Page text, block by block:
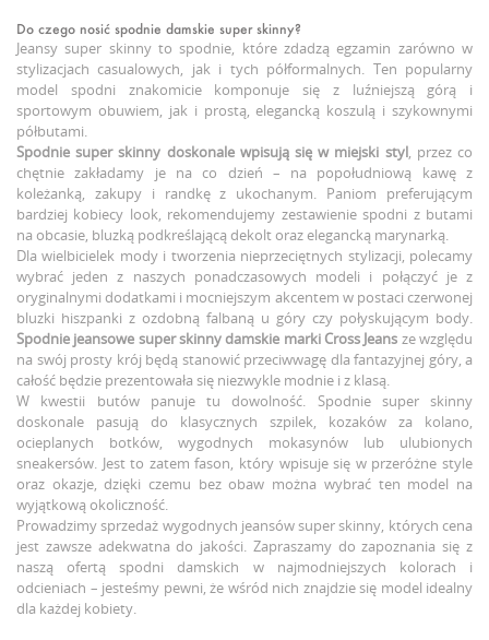
Do czego nosić spodnie damskie super skinny?
Jeansy super skinny to spodnie, które zdadzą egzamin zarówno w
stylizacjach casualowych, jak i tych półformalnych. Ten popularny
model spodni znakomicie komponuje się z luźniejszą górą i
sportowym obuwiem, jak i prostą, elegancką koszulą i szykownymi
półbutami.
Spodnie super skinny doskonale wpisują się w miejski styl, przez co
chętnie zakładamy je na co dzień – na popołudniową kawę z
koleżanką, zakupy i randkę z ukochanym. Paniom preferującym
bardziej kobiecy look, rekomendujemy zestawienie spodni z butami
na obcasie, bluzką podkreślającą dekolt oraz elegancką marynarką.
Dla wielbicielek mody i tworzenia nieprzeciętnych stylizacji, polecamy
wybrać jeden z naszych ponadczasowych modeli i połączyć je z
oryginalnymi dodatkami i mocniejszym akcentem w postaci czerwonej
bluzki hiszpanki z ozdobną falbaną u góry czy połyskującym body.
Spodnie jeansowe super skinny damskie marki Cross Jeans ze względu
na swój prosty krój będą stanowić przeciwwagę dla fantazyjnej góry, a
całość będzie prezentowała się niezwykle modnie i z klasą.
W kwestii butów panuje tu dowolność. Spodnie super skinny
doskonale pasują do klasycznych szpilek, kozaków za kolano,
ocieplanych botków, wygodnych mokasynów lub ulubionych
sneakersów. Jest to zatem fason, który wpisuje się w przeróżne style
oraz okazje, dzięki czemu bez obaw można wybrać ten model na
wyjątkową okoliczność.
Prowadzimy sprzedaż wygodnych jeansów super skinny, których cena
jest zawsze adekwatna do jakości. Zapraszamy do zapoznania się z
naszą ofertą spodni damskich w najmodniejszych kolorach i
odcieniach – jesteśmy pewni, że wśród nich znajdzie się model idealny
dla każdej kobiety.